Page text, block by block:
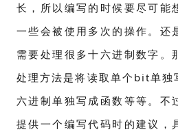
长，所以编写的时候要尽可能
一些会被使用多次的操作。还
需要处理很多十六进制数字。
处理方法是将读取单个bit单独
六进制单独写成函数等等。不
提供一个编写代码时的建议，